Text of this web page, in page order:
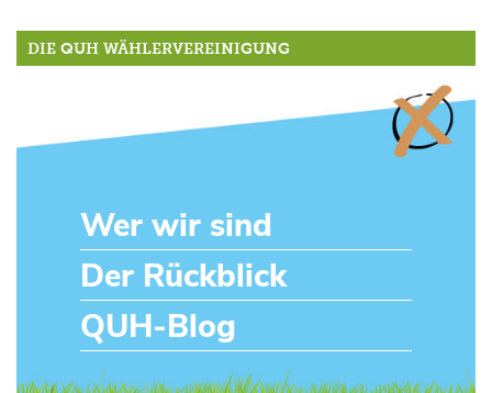
DIE QUH WÄHLERVEREINIGUNG
Wer wir sind
Der Rückblick
QUH-Blog